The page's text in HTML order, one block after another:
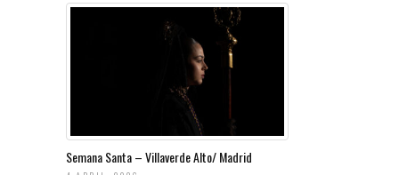
Semana Santa – Villaverde Alto/ Madrid